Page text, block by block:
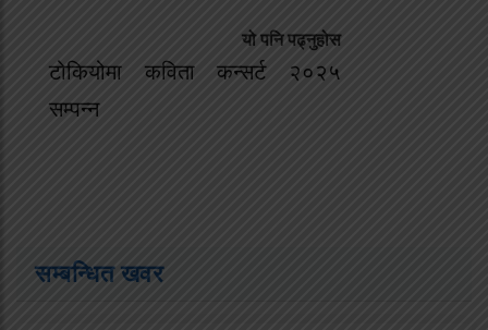
यो पनि पढ्नुहोस
टोकियोमा कविता कन्सर्ट २०२५
सम्पन्न
सम्बन्धित खवर